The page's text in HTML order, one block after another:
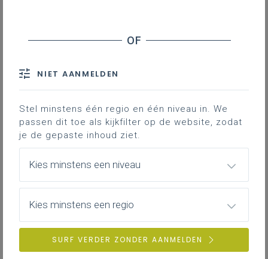
Volledig van de btw vrijgestelde schoolbesturen
Boetes voor besturen die de Peppol-regels
niet (kunnen) naleven
Administratieve organisatie
Hermes en Mercurius
Contact
E-facturen ontvangen van
leveranciers en e-facturen
versturen naar klanten.
NIET AANMELDEN
Stel minstens één regio en één niveau in. We
passen dit toe als kijkfilter op de website, zodat
je de gepaste inhoud ziet.
Kies minstens een niveau
Kies minstens een regio
SURF VERDER ZONDER AANMELDEN